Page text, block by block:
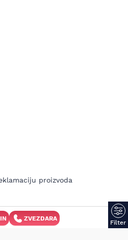
Filter
proizvoda
| Izrada internet prodavnice:
ZVEZDARA